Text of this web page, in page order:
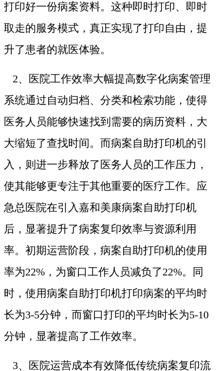
打印好一份病案资料。这种即时打印、即时
取走的服务模式，真正实现了打印自由，提
升了患者的就医体验。
2、医院工作效率大幅提高数字化病案管理
系统通过自动归档、分类和检索功能，使得
医务人员能够快速找到需要的病历资料，大
大缩短了查找时间。而病案自助打印机的引
入，则进一步释放了医务人员的工作压力，
使其能够更专注于其他重要的医疗工作。应
急总医院在引入嘉和美康病案自助打印机
后，显著提升了病案复印效率与资源利用
率。初期运营阶段，病案自助打印机的使用
率为22%，为窗口工作人员减负了22%。同
时，使用病案自助打印机打印病案的平均时
长为3-5分钟，而窗口打印的平均时长为5-10
分钟，显著提高了工作效率。
3、医院运营成本有效降低传统病案复印流